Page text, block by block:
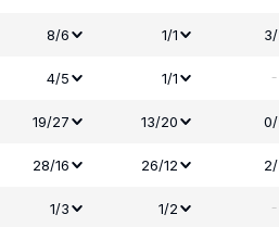
8/6 1/1
4/5 1/1 -
19/27 13/20
28/16 26/12
1/3 1/2 -